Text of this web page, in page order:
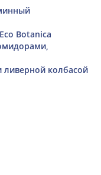
Botanica
ливерной колбасой